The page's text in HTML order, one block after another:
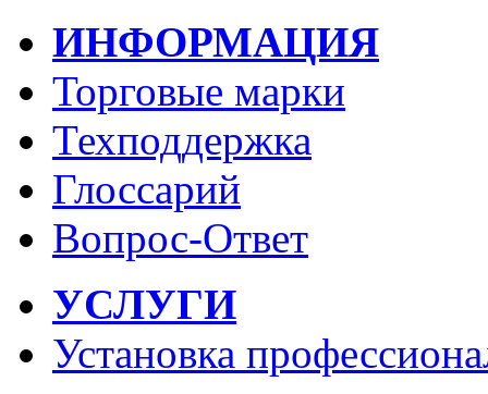
ИНФОРМАЦИЯ
Торговые марки
Техподдержка
Глоссарий
Вопрос-Ответ
УСЛУГИ
Установка